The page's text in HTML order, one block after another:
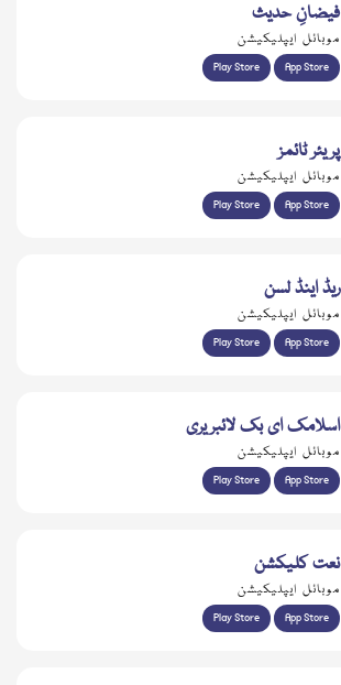
فیضانِ حدیث
موبائل ایپلیکیشن
Play Store App Store
پریئر ٹائمز
موبائل ایپلیکیشن
Play Store App Store
ریڈ اینڈ لسن
موبائل ایپلیکیشن
Play Store App Store
اسلامک ای بک لائبریری
موبائل ایپلیکیشن
Play Store App Store
نعت کلیکشن
موبائل ایپلیکیشن
Play Store App Store